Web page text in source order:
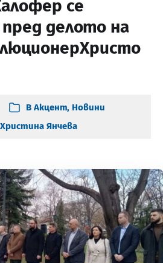
се
делото на
В Акцент, Новини
Христина Янчева